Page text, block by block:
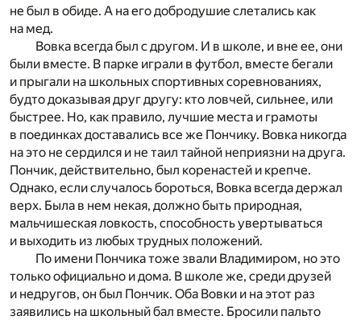
не был в обиде. А на его добродушие слетались как
на мед.
Вовка всегда был с другом. И в школе, и вне ее, они
были вместе. В парке играли в футбол, вместе бегали
и прыгали на школьных спортивных соревнованиях,
будто доказывая друг другу: кто ловчей, сильнее, или
быстрее. Но, как правило, лучшие места и грамоты
в поединках доставались все же Пончику. Вовка никогда
на это не сердился и не таил тайной неприязни на друга.
Пончик, действительно, был коренастей и крепче.
Однако, если случалось бороться, Вовка всегда держал
верх. Была в нем некая, должно быть природная,
мальчишеская ловкость, способность увертываться
и выходить из любых трудных положений.
По имени Пончика тоже звали Владимиром, но это
только официально и дома. В школе же, среди друзей
и недругов, он был Пончик. Оба Вовки и на этот раз
заявились на школьный бал вместе. Бросили пальто